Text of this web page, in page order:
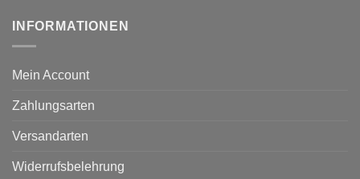
INFORMATIONEN
Mein Account
Zahlungsarten
Versandarten
Widerrufsbelehrung